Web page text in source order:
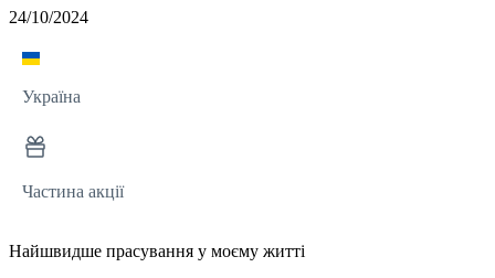
24/10/2024
Україна
Частина акції
Найшвидше прасування у моєму житті